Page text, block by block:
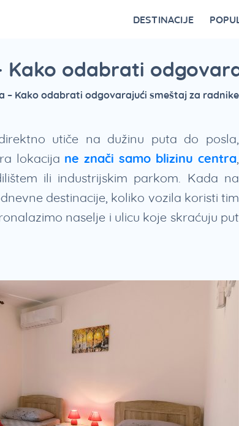
DESTINACIJE
Kako odabrati
– Kako odabrati odgovarajući smeštaj za
utiče na dužinu puta do posla,
lokacija ne znači samo blizinu centra,
ili industrijskim parkom. Kada na
destinacije, koliko vozila koristi tim
naselje i ulicu koje skraćuju put